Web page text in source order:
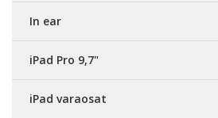
In ear
iPad Pro 9,7"
iPad varaosat